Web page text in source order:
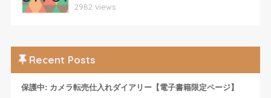
2982 views
Recent Posts
保護中: カメラ転売仕入れダイアリー【電子書籍限定ページ】